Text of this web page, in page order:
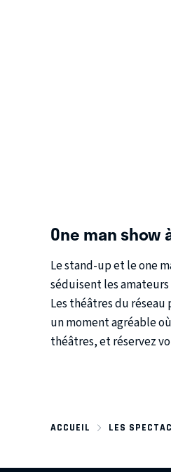
One man show
Le stand-up et le one
séduisent les
Les théâtres du réseau
un moment agréable
théâtres, et réservez
ACCUEIL LES